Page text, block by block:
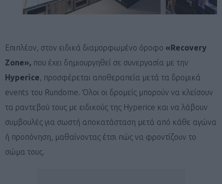
Επιπλέον, στον ειδικά διαμορφωμένο όροφο «Recovery
Zone», που έχει δημιουργηθεί σε συνεργασία με την
Hyperice , προσφέρεται αποθεραπεία μετά τα δρομικά
events του Rundome. Όλοι οι δρομείς μπορούν να κλείσουν
τα ραντεβού τους με ειδικούς της Hyperice και να λάβουν
συμβουλές για σωστή αποκατάσταση μετά από κάθε αγώνα
ή προπόνηση, μαθαίνοντας έτσι πώς να φροντίζουν το
σώμα τους.